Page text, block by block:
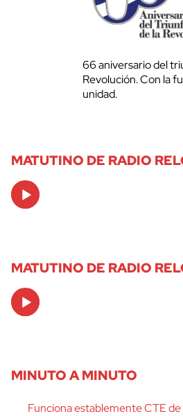
66 aniversario del
Revolución. Con la
unidad.
MATUTINO DE RADIO
Audio
Player
MATUTINO DE RADIO
Audio
Player
MINUTO A MINUTO
Funciona establemente CTE